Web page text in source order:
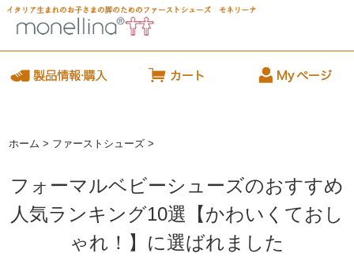
ホーム > ファーストシューズ >
フォーマルベビーシューズのおすすめ
人気ランキング10選【かわいくておし
ゃれ！】に選ばれました